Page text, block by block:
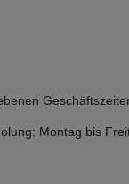
Montag bis